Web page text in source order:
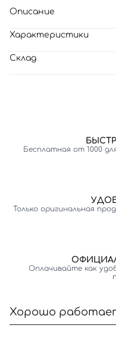
Описание
Характеристики
Склад
Бесплатная от 1000
Только оригинальная
Оплачивайте как
Хорошо